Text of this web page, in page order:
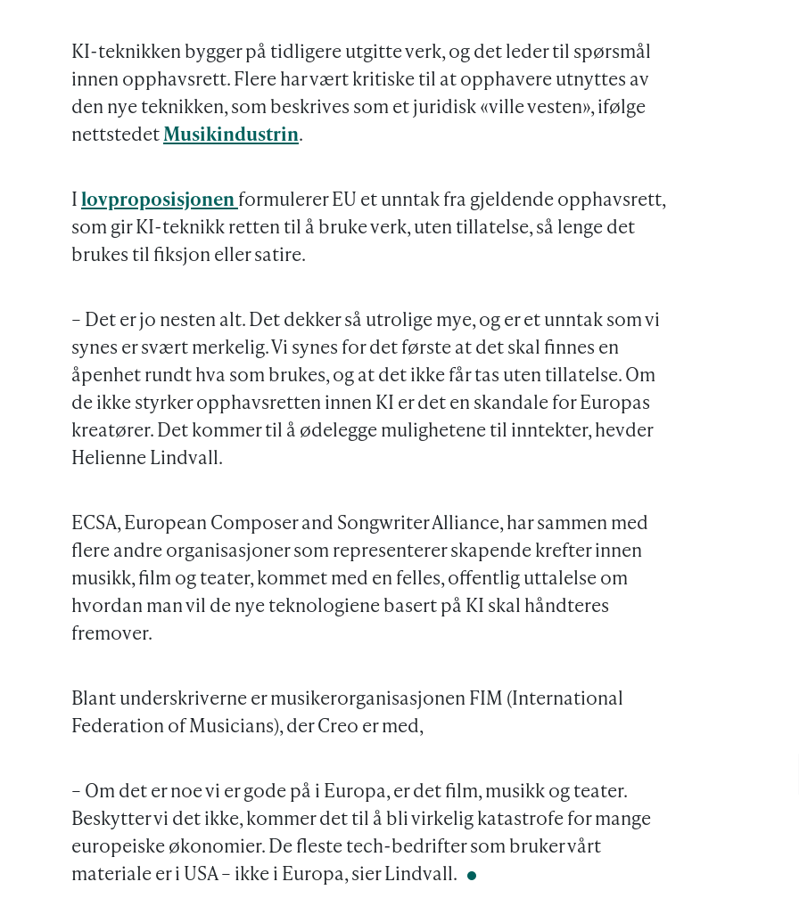
KI-teknikken bygger på tidligere utgitte verk, og det leder til spørsmål
innen opphavsrett. Flere har vært kritiske til at opphavere utnyttes av
den nye teknikken, som beskrives som et juridisk «ville vesten», ifølge
nettstedetMusikindustrin.
Ilovproposisjonenformulerer EU et unntak fra gjeldende opphavsrett,
som gir KI-teknikk retten til å bruke verk, uten tillatelse, så lenge det
brukes til fiksjon eller satire.
– Det er jo nesten alt. Det dekker så utrolige mye, og er et unntak som vi
synes er svært merkelig. Vi synes for det første at det skal finnes en
åpenhet rundt hva som brukes, og at det ikke får tas uten tillatelse. Om
de ikke styrker opphavsretten innen KI er det en skandale for Europas
kreatører. Det kommer til å ødelegge mulighetene til inntekter, hevder
Helienne Lindvall.
ECSA, European Composer and Songwriter Alliance, har sammen med
flere andre organisasjoner som representerer skapende krefter innen
musikk, film og teater, kommet med en felles, offentlig uttalelse om
hvordan man vil de nye teknologiene basert på KI skal håndteres
fremover.
Blant underskriverne er musikerorganisasjonen FIM (International
Federation of Musicians), der Creo er med,
– Om det er noe vi er gode på i Europa, er det film, musikk og teater.
Beskytter vi det ikke, kommer det til å bli virkelig katastrofe for mange
europeiske økonomier. De fleste tech-bedrifter som bruker vårt
materiale er i USA – ikke i Europa, sier Lindvall.